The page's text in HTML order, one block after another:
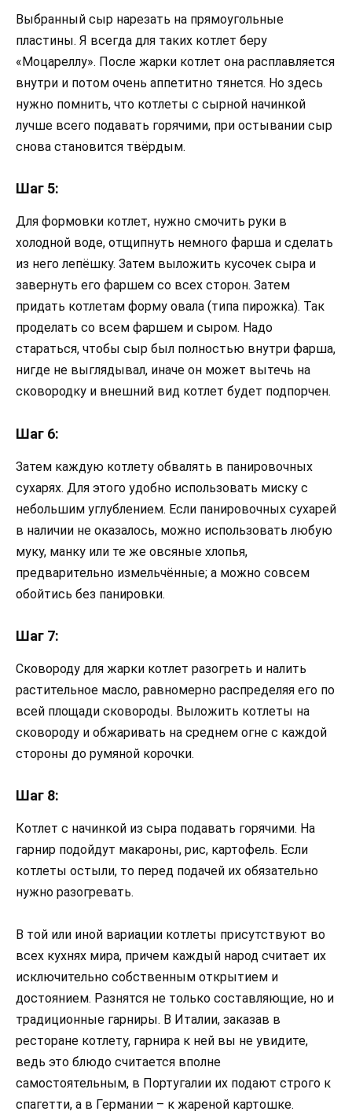
Выбранный сыр нарезать на прямоугольные
пластины. Я всегда для таких котлет беру
«Моцареллу». После жарки котлет она расплавляется
внутри и потом очень аппетитно тянется. Но здесь
нужно помнить, что котлеты с сырной начинкой
лучше всего подавать горячими, при остывании сыр
снова становится твёрдым.
Шаг 5:
Для формовки котлет, нужно смочить руки в
холодной воде, отщипнуть немного фарша и сделать
из него лепёшку. Затем выложить кусочек сыра и
завернуть его фаршем со всех сторон. Затем
придать котлетам форму овала (типа пирожка). Так
проделать со всем фаршем и сыром. Надо
стараться, чтобы сыр был полностью внутри фарша,
нигде не выглядывал, иначе он может вытечь на
сковородку и внешний вид котлет будет подпорчен.
Шаг 6:
Затем каждую котлету обвалять в панировочных
сухарях. Для этого удобно использовать миску с
небольшим углублением. Если панировочных сухарей
в наличии не оказалось, можно использовать любую
муку, манку или те же овсяные хлопья,
предварительно измельчённые; а можно совсем
обойтись без панировки.
Шаг 7:
Сковороду для жарки котлет разогреть и налить
растительное масло, равномерно распределяя его по
всей площади сковороды. Выложить котлеты на
сковороду и обжаривать на среднем огне с каждой
стороны до румяной корочки.
Шаг 8:
Котлет с начинкой из сыра подавать горячими. На
гарнир подойдут макароны, рис, картофель. Если
котлеты остыли, то перед подачей их обязательно
нужно разогревать.
В той или иной вариации котлеты присутствуют во
всех кухнях мира, причем каждый народ считает их
исключительно собственным открытием и
достоянием. Разнятся не только составляющие, но и
традиционные гарниры. В Италии, заказав в
ресторане котлету, гарнира к ней вы не увидите,
ведь это блюдо считается вполне
самостоятельным, в Португалии их подают строго к
спагетти, а в Германии – к жареной картошке.